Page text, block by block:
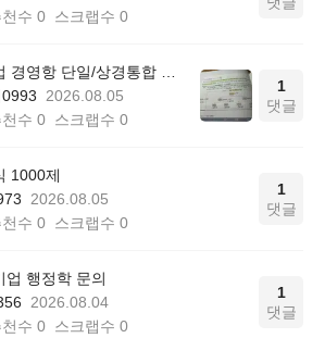
수 0 스크랩수 0
2026.08.05
수 0 스크랩수 0
1
댓글
1000제
2026.08.05
수 0 스크랩수 0
1
댓글
업 행정학 문의
2026.08.04
수 0 스크랩수 0
1
댓글